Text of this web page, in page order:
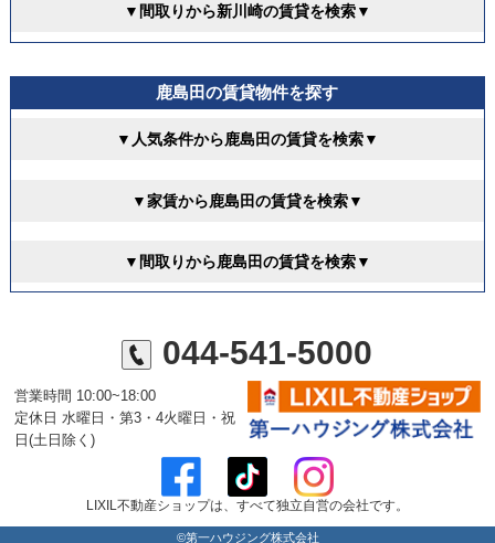
▼間取りから新川崎の賃貸を検索▼
鹿島田の賃貸物件を探す
▼人気条件から鹿島田の賃貸を検索▼
▼家賃から鹿島田の賃貸を検索▼
▼間取りから鹿島田の賃貸を検索▼
044-541-5000
営業時間 10:00~18:00
定休日 水曜日・第3・4火曜日・祝
日(土日除く)
LIXIL不動産ショップは、すべて独立自営の会社です。
©第一ハウジング株式会社